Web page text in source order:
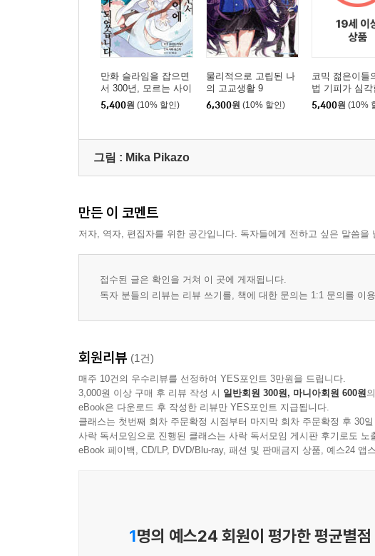
만화 슬라임을 잡으면
서 300년, 모르는 사이
에 레벨MAX가 되었습
니다 14
5,400원 (10% 할인)
물리적으로 고립된 나
의 고교생활 9
6,300원 (10% 할인)
코믹 젊은이들
법 기피가 심
만, 취직해보니
좋고 사장도 사
1
5,400원 (10%
그림 : Mika Pikazo
만든 이 코멘트
저자, 역자, 편집자를 위한 공간입니다. 독자들에게 전하고 싶은 말씀을
접수된 글은 확인을 거쳐 이 곳에 게재됩니다.
독자 분들의 리뷰는 리뷰 쓰기를, 책에 대한 문의는 1:1 문의를 이
회원리뷰 (1건)
매주 10건의 우수리뷰를 선정하여 YES포인트 3만원을 드립니다.
3,000원 이상 구매 후 리뷰 작성 시 일반회원 300원, 마니아회원 600원
eBook은 다운로드 후 작성한 리뷰만 YES포인트 지급됩니다.
클래스는 첫번째 회차 주문확정 시점부터 마지막 회차 주문확정 후 30
사락 독서모임으로 진행된 클래스는 사락 독서모임 게시판 후기로도 노
eBook 페이백, CD/LP, DVD/Blu-ray, 패션 및 판매금지 상품, 예스24 앱
1명의 예스24 회원이 평가한 평균별점